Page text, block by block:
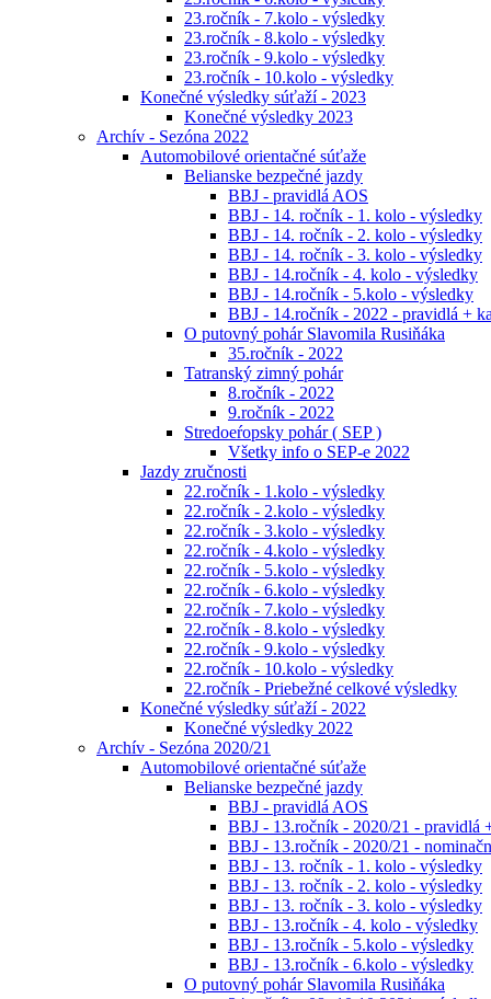
23.ročník - 7.kolo - výsledky
23.ročník - 8.kolo - výsledky
23.ročník - 9.kolo - výsledky
23.ročník - 10.kolo - výsledky
Konečné výsledky súťaží - 2023
Konečné výsledky 2023
Archív - Sezóna 2022
Automobilové orientačné súťaže
Belianske bezpečné jazdy
BBJ - pravidlá AOS
BBJ - 14. ročník - 1. kolo - výsledky
BBJ - 14. ročník - 2. kolo - výsledky
BBJ - 14. ročník - 3. kolo - výsledky
BBJ - 14.ročník - 4. kolo - výsledky
BBJ - 14.ročník - 5.kolo - výsledky
BBJ - 14.ročník - 2022 - pravidlá +
O putovný pohár Slavomila Rusiňáka
35.ročník - 2022
Tatranský zimný pohár
8.ročník - 2022
9.ročník - 2022
Stredoeŕopsky pohár ( SEP )
Všetky info o SEP-e 2022
Jazdy zručnosti
22.ročník - 1.kolo - výsledky
22.ročník - 2.kolo - výsledky
22.ročník - 3.kolo - výsledky
22.ročník - 4.kolo - výsledky
22.ročník - 5.kolo - výsledky
22.ročník - 6.kolo - výsledky
22.ročník - 7.kolo - výsledky
22.ročník - 8.kolo - výsledky
22.ročník - 9.kolo - výsledky
22.ročník - 10.kolo - výsledky
22.ročník - Priebežné celkové výsledky
Konečné výsledky súťaží - 2022
Konečné výsledky 2022
Archív - Sezóna 2020/21
Automobilové orientačné súťaže
Belianske bezpečné jazdy
BBJ - pravidlá AOS
BBJ - 13.ročník - 2020/21 - pravidlá
BBJ - 13.ročník - 2020/21 -
BBJ - 13. ročník - 1. kolo - výsledky
BBJ - 13. ročník - 2. kolo - výsledky
BBJ - 13. ročník - 3. kolo - výsledky
BBJ - 13.ročník - 4. kolo - výsledky
BBJ - 13.ročník - 5.kolo - výsledky
BBJ - 13.ročník - 6.kolo - výsledky
O putovný pohár Slavomila Rusiňáka